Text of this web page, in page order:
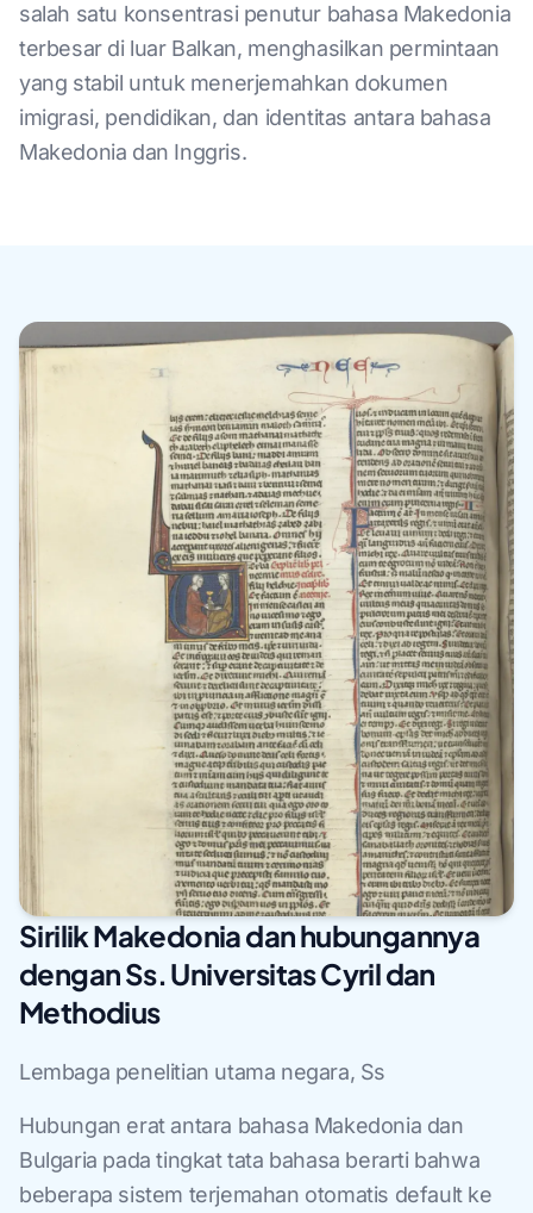
salah satu konsentrasi penutur bahasa Makedonia
terbesar di luar Balkan, menghasilkan permintaan
yang stabil untuk menerjemahkan dokumen
imigrasi, pendidikan, dan identitas antara bahasa
Makedonia dan Inggris.
Sirilik Makedonia dan hubungannya
dengan Ss. Universitas Cyril dan
Methodius
Lembaga penelitian utama negara, Ss
Hubungan erat antara bahasa Makedonia dan
Bulgaria pada tingkat tata bahasa berarti bahwa
beberapa sistem terjemahan otomatis default ke